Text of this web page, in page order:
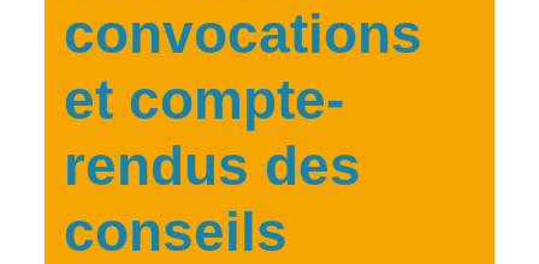
convocations
et compte-
rendus des
conseils